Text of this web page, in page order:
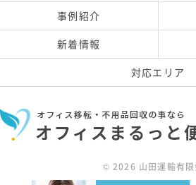
事例紹介
新着情報
対応エリア
© 2026 山田運輸有限